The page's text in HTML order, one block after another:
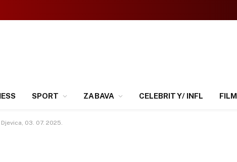
SPORT ZABAVA CELEBRITY/ INFL
03. 07. 2025.